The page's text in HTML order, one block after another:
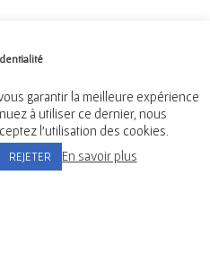
Mairie de Tréméven
de l'Église, 29300 Tréméven
garantir la meilleure expérience
à utiliser ce dernier, nous
l'utilisation des cookies.
REJETER En savoir plus